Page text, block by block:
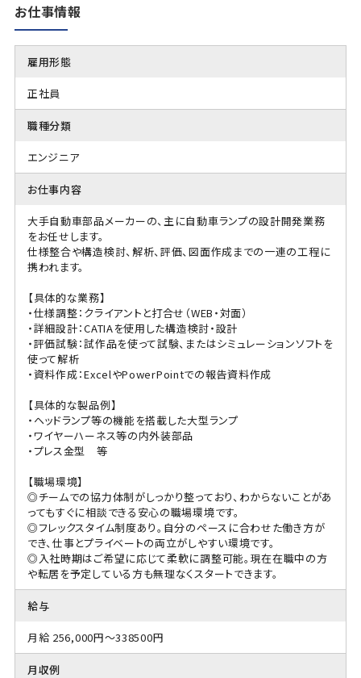
お仕事情報
雇用形態
正社員
職種分類
エンジニア
お仕事内容
大手自動車部品メーカーの、主に自動車ランプの設計開発業務
をお任せします。
仕様整合や構造検討、解析、評価、図面作成までの一連の工程に
携われます。
【具体的な業務】
・仕様調整：クライアントと打合せ（WEB・対面）
・詳細設計：CATIAを使用した構造検討・設計
・評価試験：試作品を使って試験、またはシミュレーションソフトを
使って解析
・資料作成：ExcelやPowerPointでの報告資料作成
【具体的な製品例】
・ヘッドランプ等の機能を搭載した大型ランプ
・ワイヤーハーネス等の内外装部品
・プレス金型 等
【職場環境】
◎チームでの協力体制がしっかり整っており、わからないことがあ
ってもすぐに相談できる安心の職場環境です。
◎フレックスタイム制度あり。自分のペースに合わせた働き方が
でき、仕事とプライベートの両立がしやすい環境です。
◎入社時期はご希望に応じて柔軟に調整可能。現在在職中の方
や転居を予定している方も無理なくスタートできます。
給与
月給 256,000円～338500円
月収例